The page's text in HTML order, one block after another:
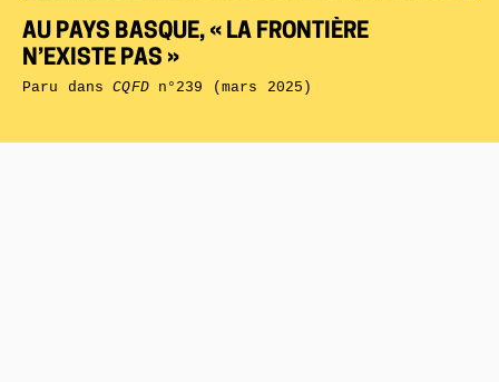
AU PAYS BASQUE, « LA FRONTIÈRE
N’EXISTE PAS »
Paru dansCQFDn°239 (mars 2025)